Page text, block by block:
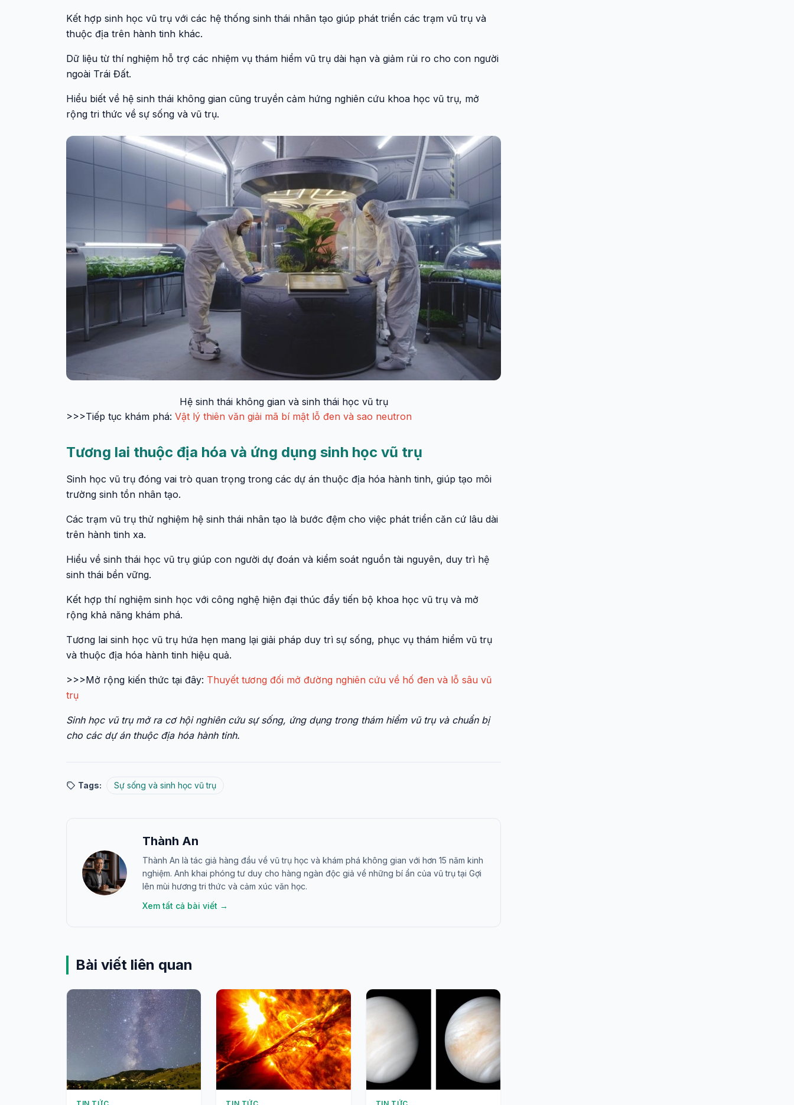
Kết hợp sinh học vũ trụ với các hệ thống sinh thái nhân tạo giúp phát triển các trạm vũ trụ và
thuộc địa trên hành tinh khác.
Dữ liệu từ thí nghiệm hỗ trợ các nhiệm vụ thám hiểm vũ trụ dài hạn và giảm rủi ro cho con người
ngoài Trái Đất.
Hiểu biết về hệ sinh thái không gian cũng truyền cảm hứng nghiên cứu khoa học vũ trụ, mở
rộng tri thức về sự sống và vũ trụ.
Hệ sinh thái không gian và sinh thái học vũ trụ
>>>Tiếp tục khám phá: Vật lý thiên văn giải mã bí mật lỗ đen và sao neutron
Tương lai thuộc địa hóa và ứng dụng sinh học vũ trụ
Sinh học vũ trụ đóng vai trò quan trọng trong các dự án thuộc địa hóa hành tinh, giúp tạo môi
trường sinh tồn nhân tạo.
Các trạm vũ trụ thử nghiệm hệ sinh thái nhân tạo là bước đệm cho việc phát triển căn cứ lâu dài
trên hành tinh xa.
Hiểu về sinh thái học vũ trụ giúp con người dự đoán và kiểm soát nguồn tài nguyên, duy trì hệ
sinh thái bền vững.
Kết hợp thí nghiệm sinh học với công nghệ hiện đại thúc đẩy tiến bộ khoa học vũ trụ và mở
rộng khả năng khám phá.
Tương lai sinh học vũ trụ hứa hẹn mang lại giải pháp duy trì sự sống, phục vụ thám hiểm vũ trụ
và thuộc địa hóa hành tinh hiệu quả.
>>>Mở rộng kiến thức tại đây: Thuyết tương đối mở đường nghiên cứu về hố đen và lỗ sâu vũ
trụ
Sinh học vũ trụ mở ra cơ hội nghiên cứu sự sống, ứng dụng trong thám hiểm vũ trụ và chuẩn bị
cho các dự án thuộc địa hóa hành tinh.
Tags: Sự sống và sinh học vũ trụ
Thành An
Thành An là tác giả hàng đầu về vũ trụ học và khám phá không gian với hơn 15 năm kinh
nghiệm. Anh khai phóng tư duy cho hàng ngàn độc giả về những bí ẩn của vũ trụ tại Gợi
lên mùi hương tri thức và cảm xúc văn học.
Xem tất cả bài viết →
Bài viết liên quan